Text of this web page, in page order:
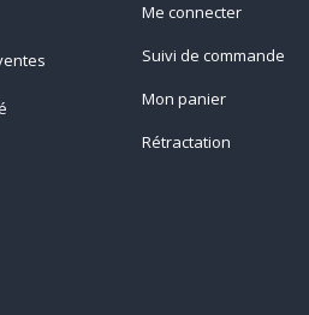
Me connecter
Suivi de commande
Mon panier
Rétractation